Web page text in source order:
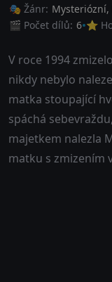
🎭 Žánr: Mysteriózní,
🎬 Počet dílů: 6 ⭐
V roce 1994
nikdy nebylo
matka stoupající
spáchá
majetkem nalezla
matku s zmizením